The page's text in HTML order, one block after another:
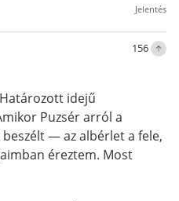
Jelentés
156
idejű
Puzsér arról a
— az albérlet a fele,
éreztem. Most